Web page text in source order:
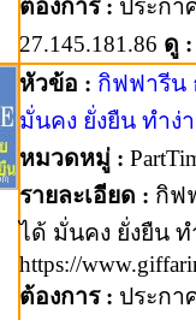
ต้องการ : ประก
27.145.181.86 ดู :
หัวข้อ : กิฟฟารีน
มั่นคง ยั่งยืน ทำง่
หมวดหมู่ :
รายละเอียด : กิฟ
ได้ มั่นคง ยั่งยืน
https://
ต้องการ : ประก